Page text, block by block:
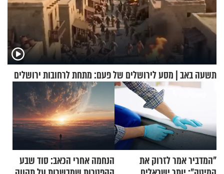
תשעה באב | מסע לירושלים של פעם: מתחת לרחובות ירושלים
"המדביר אמר לזרוק את
הנחמה אחרי הכאב: סוד שבע